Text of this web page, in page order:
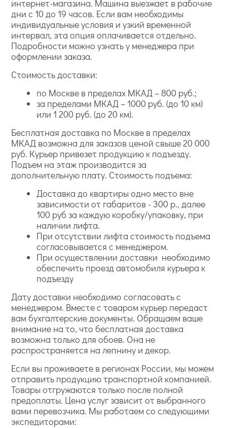
интернет-магазина. Машина выезжает в рабочие
дни с 10 до 19 часов. Если вам необходимы
индивидуальные условия и узкий временной
интервал, эта опция оплачивается отдельно.
Подробности можно узнать у менеджера при
оформлении заказа.
Стоимость доставки:
по Москве в пределах МКАД – 800 руб.;
за пределами МКАД – 1000 руб. (до 10 км)
или 1 200 руб. (до 20 км).
Бесплатная доставка по Москве в пределах
МКАД возможна для заказов ценой свыше 20 000
руб. Курьер привезет продукцию к подъезду.
Подъем на этаж производится за
дополнительную плату. Стоимость подъема:
Доставка до квартиры одно место вне
зависимости от габаритов - 300 р., далее
100 руб за каждую коробку/упаковку, при
наличии лифта.
При отсутствии лифта стоимость подъема
согласовывается с менеджером.
При осуществлении доставки необходимо
обеспечить проезд автомобиля курьера к
подъезду
Дату доставки необходимо согласовать с
менеджером. Вместе с товаром курьер передаст
вам бухгалтерские документы. Обращаем ваше
внимание на то, что бесплатная доставка
возможна только для обоев. Она не
распространяется на лепнину и декор.
Если вы проживаете в регионах России, мы можем
отправить продукцию транспортной компанией.
Товары отгружаются только после полной
предоплаты. Цена услуг зависит от выбранного
вами перевозчика. Мы работаем со следующими
экспедиторами: